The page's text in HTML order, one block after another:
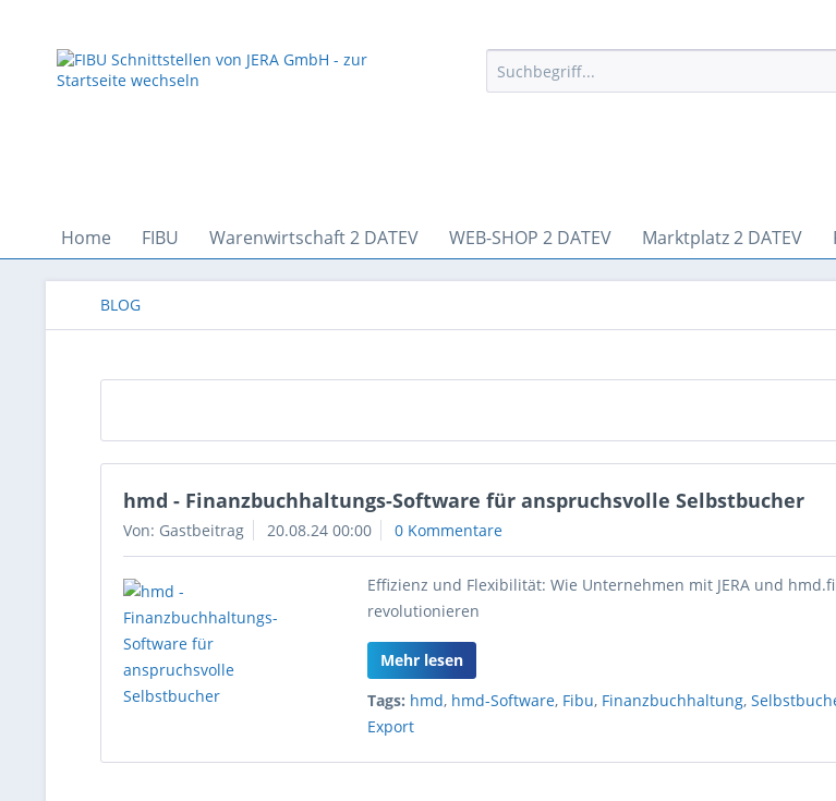
Home FIBU Warenwirtschaft 2 DATEV WEB-SHOP 2 DATEV Marktplatz 2 DATEV
BLOG
hmd - Finanzbuchhaltungs-Software für anspruchsvolle Selbstbucher
Von: Gastbeitrag 20.08.24 00:00 0 Kommentare
Effizienz und Flexibilität: Wie Unternehmen mit JERA und
revolutionieren
Mehr lesen
Tags: hmd, hmd-Software, Fibu, Finanzbuchhaltung,
Export